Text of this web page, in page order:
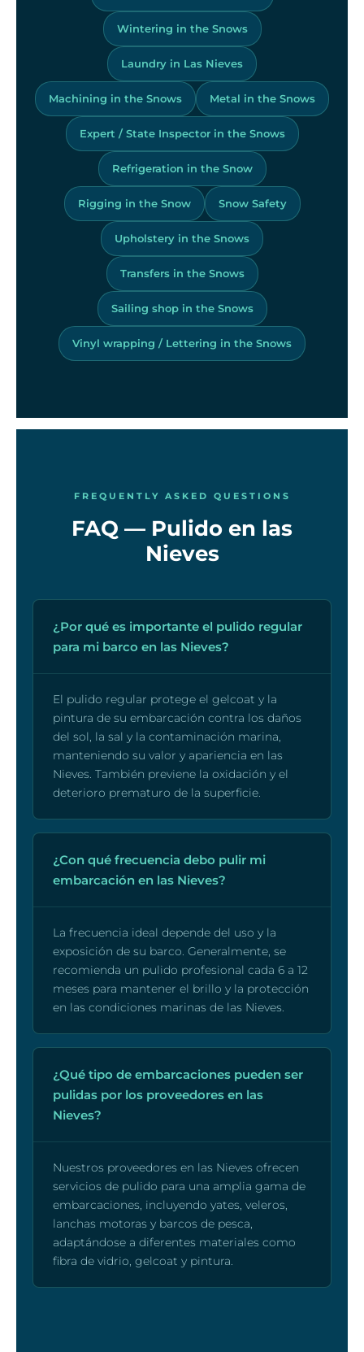
Wintering in the Snows
Laundry in Las Nieves
Machining in the Snows Metal in the Snows
Expert / State Inspector in the Snows
Refrigeration in the Snow
Rigging in the Snow Snow Safety
Upholstery in the Snows
Transfers in the Snows
Sailing shop in the Snows
Vinyl wrapping / Lettering in the Snows
FREQUENTLY ASKED QUESTIONS
FAQ — Pulido en las
Nieves
¿Por qué es importante el pulido regular
para mi barco en las Nieves?
El pulido regular protege el gelcoat y la
pintura de su embarcación contra los daños
del sol, la sal y la contaminación marina,
manteniendo su valor y apariencia en las
Nieves. También previene la oxidación y el
deterioro prematuro de la superficie.
¿Con qué frecuencia debo pulir mi
embarcación en las Nieves?
La frecuencia ideal depende del uso y la
exposición de su barco. Generalmente, se
recomienda un pulido profesional cada 6 a 12
meses para mantener el brillo y la protección
en las condiciones marinas de las Nieves.
¿Qué tipo de embarcaciones pueden ser
pulidas por los proveedores en las
Nieves?
Nuestros proveedores en las Nieves ofrecen
servicios de pulido para una amplia gama de
embarcaciones, incluyendo yates, veleros,
lanchas motoras y barcos de pesca,
adaptándose a diferentes materiales como
fibra de vidrio, gelcoat y pintura.